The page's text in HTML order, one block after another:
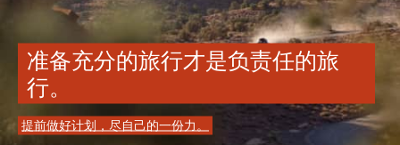
准备充分的旅行才是负责任的旅
行。
提前做好计划，尽自己的一份力。